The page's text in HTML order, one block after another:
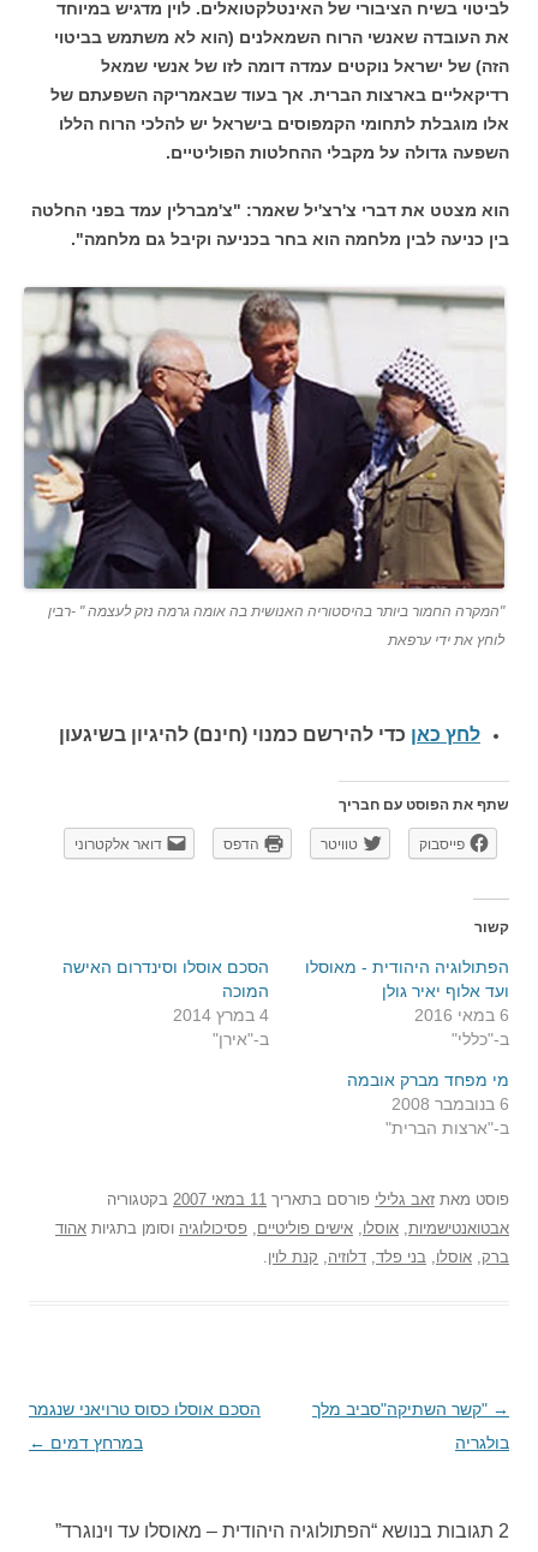
לביטוי בשיח הציבורי של האינטלקטואלים. לוין מדגיש במיוחד
את העובדה שאנשי הרוח השמאלנים (הוא לא משתמש בביטוי
הזה) של ישראל נוקטים עמדה דומה לזו של אנשי שמאל
רדיקאליים בארצות הברית. אך בעוד שבאמריקה השפעתם של
אלו מוגבלת לתחומי הקמפוסים בישראל יש להלכי הרוח הללו
השפעה גדולה על מקבלי ההחלטות הפוליטיים.
הוא מצטט את דברי צ'רצ'יל שאמר: "צ'מברלין עמד בפני החלטה
בין כניעה לבין מלחמה הוא בחר בכניעה וקיבל גם מלחמה".
"המקרה החמור ביותר בהיסטוריה האנושית בה אומה גרמה נזק לעצמה " -רבין
לוחץ את ידי ערפאת
לחץ כאן כדי להירשם כמנוי (חינם) להיגיון בשיגעון
שתף את הפוסט עם חבריך
פייסבוק טוויטר הדפס דואר אלקטרוני
קשור
הפתולוגיה היהודית - מאוסלו
ועד אלוף יאיר גולן
6 במאי 2016
ב-"כללי"
הסכם אוסלו וסינדרום האישה
המוכה
4 במרץ 2014
ב-"אירן"
מי מפחד מברק אובמה
6 בנובמבר 2008
ב-"ארצות הברית"
פוסט מאת זאב גלילי פורסם בתאריך 11 במאי 2007
בקטגוריה
אבטואנטישמיות, אוסלו, אישים פוליטיים, פסיכולוגיה וסומן בתגיות אהוד
ברק, אוסלו, בני פלד, דלוזיה, קנת לוין.
ניווט
בפוסטים
→ "קשר השתיקה"סביב מלך
בולגריה
הסכם אוסלו כסוס טרויאני שנגמר
במרחץ דמים ←
2 תגובות בנושא “ הפתולוגיה היהודית – מאוסלו עד וינוגרד”